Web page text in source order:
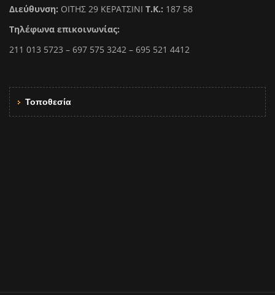
Διεύθυνση: ΟΙΤΗΣ 29 ΚΕΡΑΤΣΙΝΙ Τ.Κ.: 187 58
Τηλέφωνα επικοινωνίας:
211 013 5723 – 697 575 3242 – 695 521 4412
Τοποθεσία